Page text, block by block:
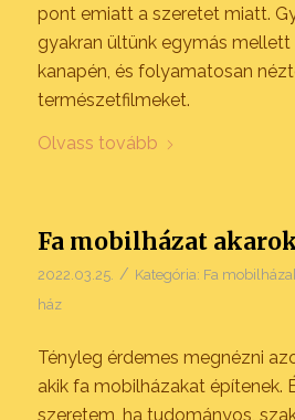
pont emiatt a szeretet miatt.
gyakran ültünk egymás mellett
kanapén, és folyamatosan
természetfilmeket.
Olvass tovább
Fa mobilházat
2022.03.25. / Kategória: Fa
ház
Tényleg érdemes megnézni
akik fa mobilházakat építenek.
szeretem, ha tudományos,